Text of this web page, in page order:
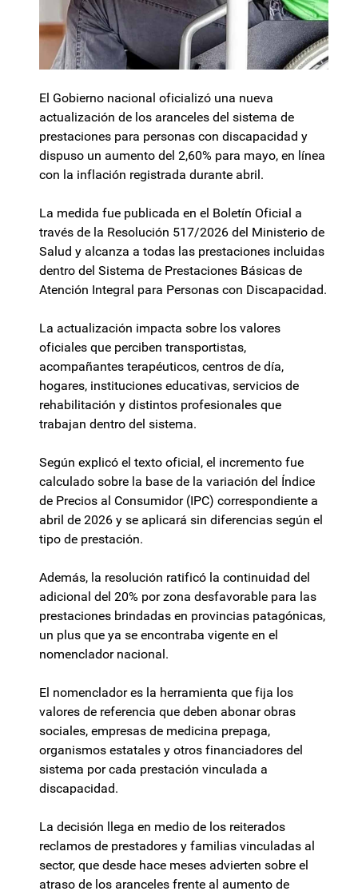
El Gobierno nacional oficializó una nueva
actualización de los aranceles del sistema de
prestaciones para personas con discapacidad y
dispuso un aumento del 2,60% para mayo, en línea
con la inflación registrada durante abril.
La medida fue publicada en el Boletín Oficial a
través de la Resolución 517/2026 del Ministerio de
Salud y alcanza a todas las prestaciones incluidas
dentro del Sistema de Prestaciones Básicas de
Atención Integral para Personas con Discapacidad.
La actualización impacta sobre los valores
oficiales que perciben transportistas,
acompañantes terapéuticos, centros de día,
hogares, instituciones educativas, servicios de
rehabilitación y distintos profesionales que
trabajan dentro del sistema.
Según explicó el texto oficial, el incremento fue
calculado sobre la base de la variación del Índice
de Precios al Consumidor (IPC) correspondiente a
abril de 2026 y se aplicará sin diferencias según el
tipo de prestación.
Además, la resolución ratificó la continuidad del
adicional del 20% por zona desfavorable para las
prestaciones brindadas en provincias patagónicas,
un plus que ya se encontraba vigente en el
nomenclador nacional.
El nomenclador es la herramienta que fija los
valores de referencia que deben abonar obras
sociales, empresas de medicina prepaga,
organismos estatales y otros financiadores del
sistema por cada prestación vinculada a
discapacidad.
La decisión llega en medio de los reiterados
reclamos de prestadores y familias vinculadas al
sector, que desde hace meses advierten sobre el
atraso de los aranceles frente al aumento de